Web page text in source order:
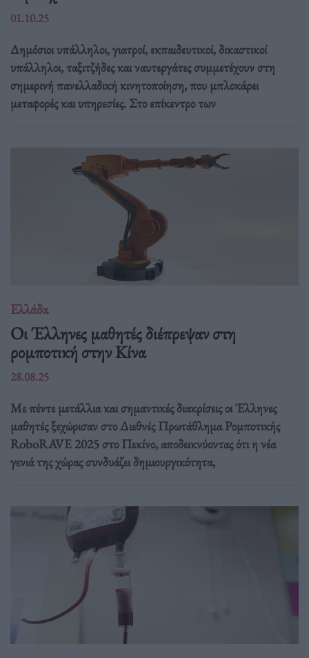
01.10.25
Δημόσιοι υπάλληλοι, γιατροί, εκπαιδευτικοί, δικαστικοί
υπάλληλοι, ταξιτζήδες και ναυτεργάτες συμμετέχουν στη
σημερινή πανελλαδική κινητοποίηση, που μπλοκάρει
μεταφορές και υπηρεσίες. Στο επίκεντρο των
Ελλάδα
Οι Έλληνες μαθητές διέπρεψαν στη
ρομποτική στην Κίνα
28.08.25
Με πέντε μετάλλια και σημαντικές διακρίσεις οι Έλληνες
μαθητές ξεχώρισαν στο Διεθνές Πρωτάθλημα Ρομποτικής
RoboRAVE 2025 στο Πεκίνο, αποδεικνύοντας ότι η νέα
γενιά της χώρας συνδυάζει δημιουργικότητα,